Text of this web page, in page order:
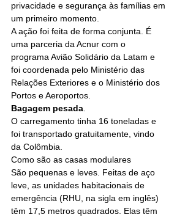
privacidade e segurança às famílias em
um primeiro momento.
A ação foi feita de forma conjunta. É
uma parceria da Acnur com o
programa Avião Solidário da Latam e
foi coordenada pelo Ministério das
Relações Exteriores e o Ministério dos
Portos e Aeroportos.
Bagagem pesada.
O carregamento tinha 16 toneladas e
foi transportado gratuitamente, vindo
da Colômbia.
Como são as casas modulares
São pequenas e leves. Feitas de aço
leve, as unidades habitacionais de
emergência (RHU, na sigla em inglês)
têm 17,5 metros quadrados. Elas têm